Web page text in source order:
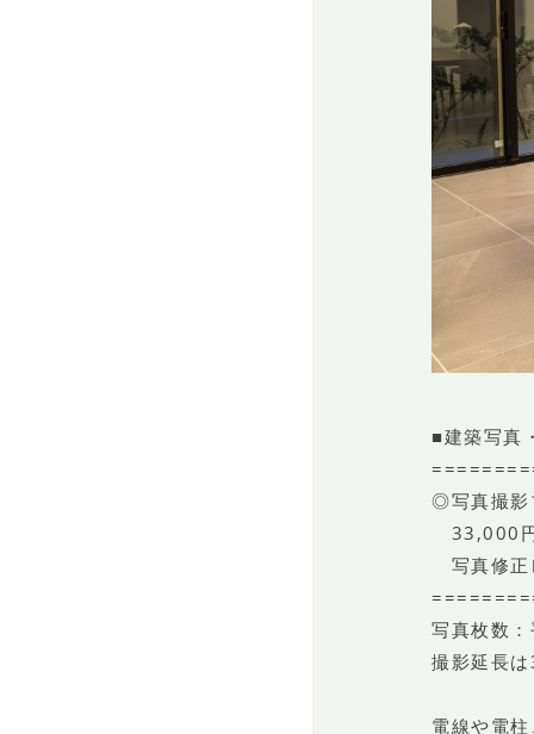
■建築写真
◎写真撮影
33,000
写真修正
写真枚数
撮影延長
電線や電